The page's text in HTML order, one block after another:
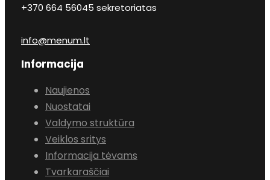
+370 664 56045 sekretoriatas
info@menum.lt
Informacija
Naujienos
Nuostatai
Valdymo struktūra
Veiklos sritys
Informacija tėvams
Tvarkaraščiai